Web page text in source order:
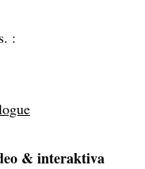
:
& interaktiva